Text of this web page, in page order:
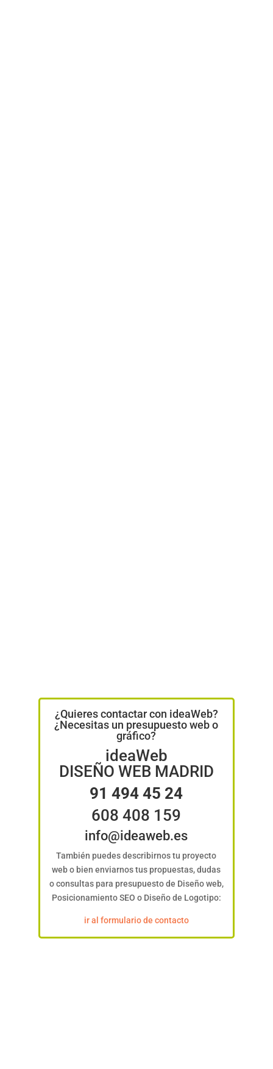
¿Quieres contactar con ideaWeb?
¿Necesitas un presupuesto web o
gráfico?
ideaWeb
DISEÑO WEB MADRID
91 494 45 24
608 408 159
info@ideaweb.es
También puedes describirnos tu proyecto
web o bien enviarnos tus propuestas, dudas
o consultas para presupuesto de Diseño web,
Posicionamiento SEO o Diseño de Logotipo:
ir al formulario de contacto